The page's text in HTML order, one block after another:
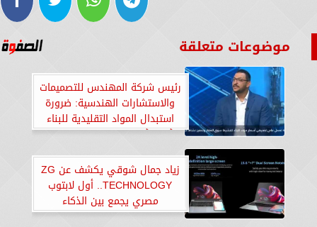
موضوعات متعلقة
رئيس شركة المهندس للتصميمات
والاستشارات الهندسية: ضرورة
استبدال المواد التقليدية للبناء
بأخرى أقل تكلفة كمنازل الدول
زياد جمال شوقي يكشف عن ZG
TECHNOLOGY.. أول لابتوب
مصري يجمع بين الذكاء
الاصطناعي ونظام تشغيل ثلاثي